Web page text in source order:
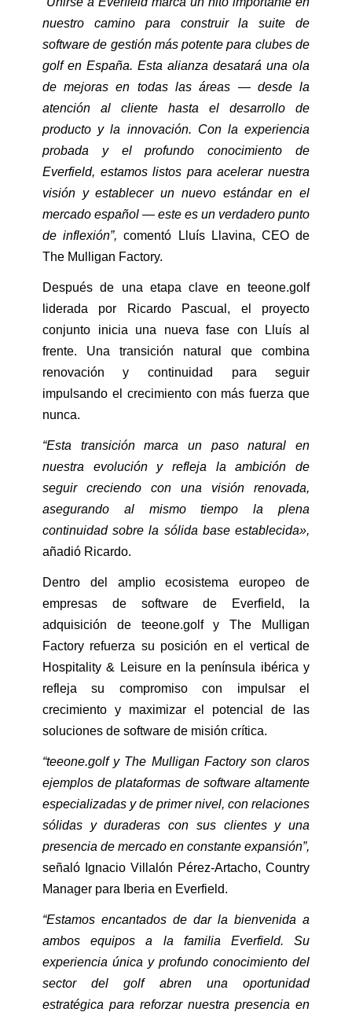
nuestro camino para construir la suite de
software de gestión más potente para clubes de
golf en España. Esta alianza desatará una ola
de mejoras en todas las áreas — desde la
atención al cliente hasta el desarrollo de
producto y la innovación. Con la experiencia
probada y el profundo conocimiento de
Everfield, estamos listos para acelerar nuestra
visión y establecer un nuevo estándar en el
mercado español — este es un verdadero punto
de inflexión”,comentó Lluís Llavina, CEO de
The Mulligan Factory.
Después de una etapa clave en teeone.golf
liderada por Ricardo Pascual, el proyecto
conjunto inicia una nueva fase con Lluís al
frente. Una transición natural que combina
renovación y continuidad para seguir
impulsando el crecimiento con más fuerza que
nunca.
“Esta transición marca un paso natural en
nuestra evolución y refleja la ambición de
seguir creciendo con una visión renovada,
asegurando al mismo tiempo la plena
continuidad sobre la sólida base establecida»,
añadió Ricardo.
Dentro del amplio ecosistema europeo de
empresas de software de Everfield, la
adquisición de teeone.golf y The Mulligan
Factory refuerza su posición en el vertical de
Hospitality & Leisure en
la península ibérica y
refleja su compromiso con impulsar el
crecimiento y maximizar el potencial de las
soluciones de software de misión crítica.
“teeone.golf y The Mulligan Factory son claros
ejemplos de plataformas de software altamente
especializadas y de primer nivel, con relaciones
sólidas y duraderas con sus clientes y una
presencia de mercado en constante expansión”,
señaló Ignacio Villalón Pérez-Artacho, Country
Manager para Iberia en Everfield.
“Estamos encantados de dar la bienvenida a
ambos equipos a la familia Everfield. Su
experiencia única y profundo conocimiento del
sector del golf abren una oportunidad
estratégica para reforzar nuestra presencia en